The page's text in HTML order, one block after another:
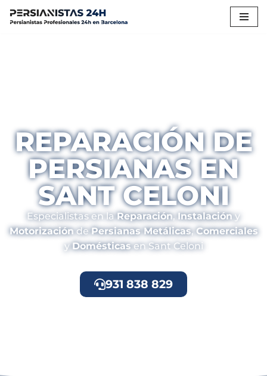
REPARACIÓN DE
PERSIANAS EN
SANT CELONI
Especialistas en laReparación,Instalacióny
Motorizaciónde Persianas Metálicas, Comerciales
y Domésticasen Sant Celoni
931 838 829